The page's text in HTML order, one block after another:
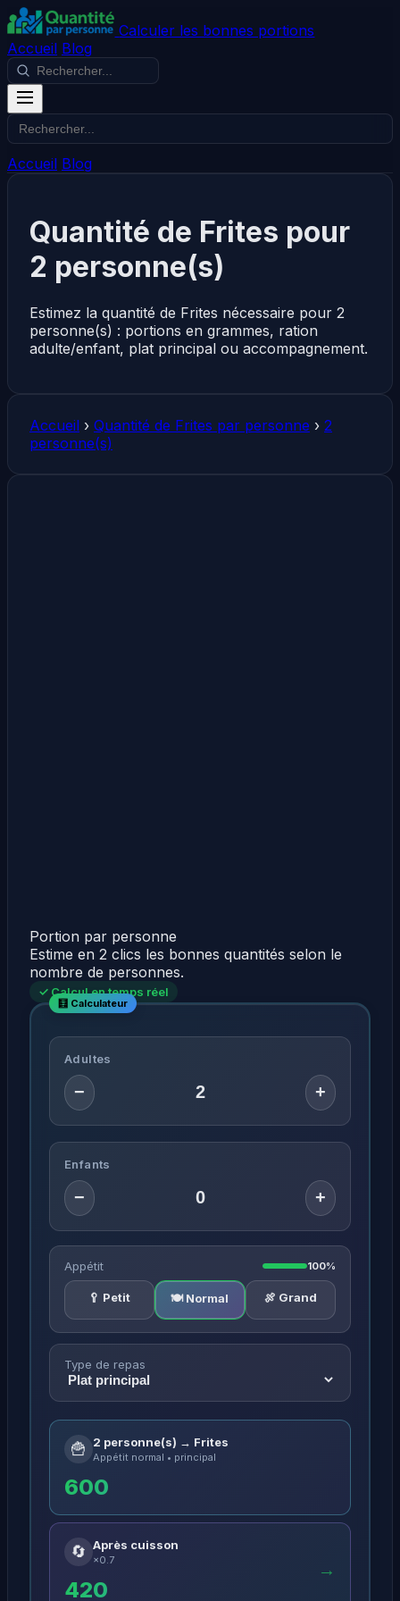
Calculer les bonnes portions
Accueil Blog
Accueil Blog
Quantité de Frites pour
2 personne(s)
Estimez la quantité de Frites nécessaire pour 2
personne(s) : portions en grammes, ration
adulte/enfant, plat principal ou accompagnement.
Accueil › Quantité de Frites par personne › 2
personne(s)
Portion par personne
Estime en 2 clics les bonnes quantités selon le
nombre de personnes.
✓ Calcul en temps réel
Adultes
− +
Enfants
− +
Appétit 100%
🥄 Petit 🍽️ Normal 🍖 Grand
Type de repas
🍟 2 personne(s) → Frites
Appétit normal • principal
600
🔄 Après cuisson
×0.7
420
→